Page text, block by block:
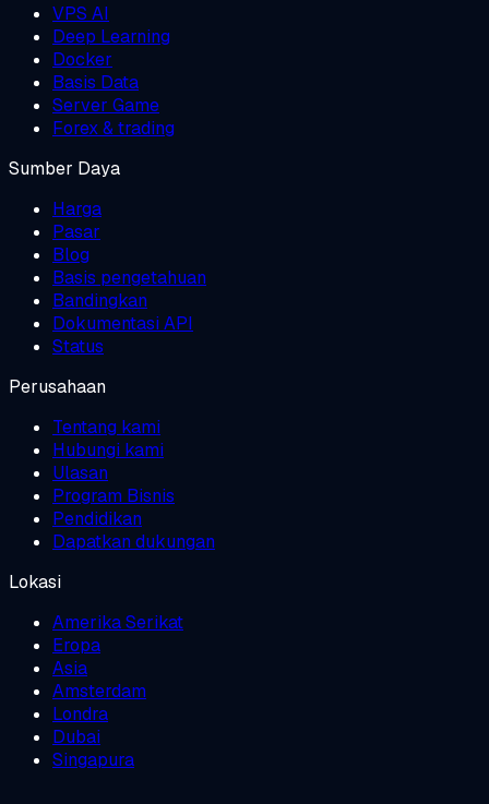
VPS AI
Deep Learning
Docker
Basis Data
Server Game
Forex & trading
Sumber Daya
Harga
Pasar
Blog
Basis pengetahuan
Bandingkan
Dokumentasi API
Status
Perusahaan
Tentang kami
Hubungi kami
Ulasan
Program Bisnis
Pendidikan
Dapatkan dukungan
Lokasi
Amerika Serikat
Eropa
Asia
Amsterdam
Londra
Dubai
Singapura